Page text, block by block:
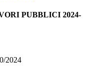
PUBBLICI 2024-
2024